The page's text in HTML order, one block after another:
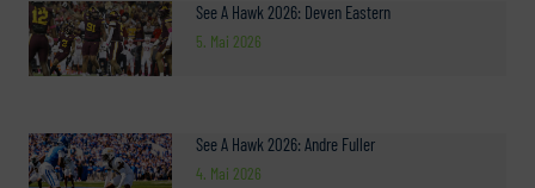
See A Hawk 2026: Deven Eastern
5. Mai 2026
See A Hawk 2026: Andre Fuller
4. Mai 2026